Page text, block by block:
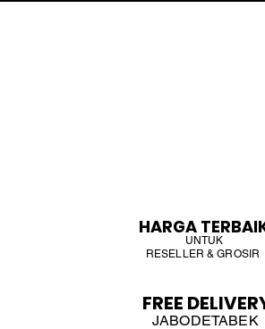
HARGA
UNTUK
RESELLER & GROSIR
JABODETABEK
FREE